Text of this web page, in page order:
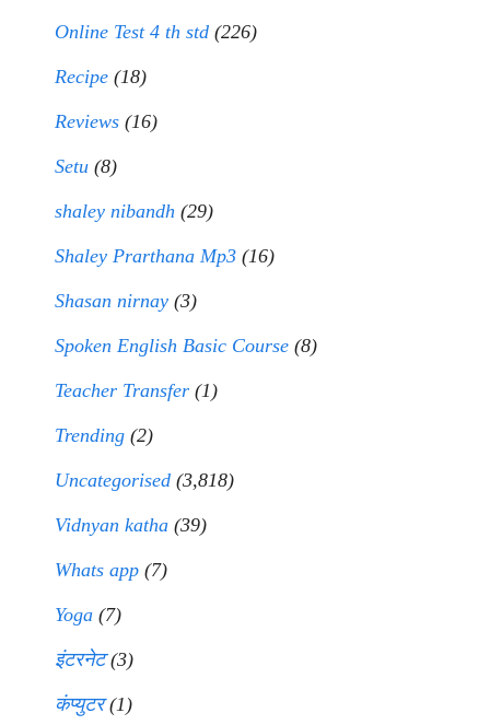
Online Test 4 th std (226)
Recipe (18)
Reviews (16)
Setu (8)
shaley nibandh (29)
Shaley Prarthana Mp3 (16)
Shasan nirnay (3)
Spoken English Basic Course (8)
Teacher Transfer (1)
Trending (2)
Uncategorised (3,818)
Vidnyan katha (39)
Whats app (7)
Yoga (7)
इंटरनेट(3)
कंप्युटर(1)